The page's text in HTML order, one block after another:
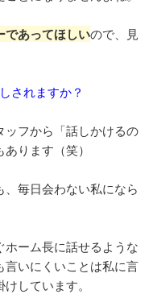
であってほしいので、見
されますか？
フから「話しかけるの
ります（笑）
毎日会わない私になら
ホーム長に話せるような
いにくいことは私に言
しています。